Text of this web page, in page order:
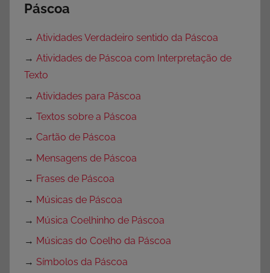
Páscoa
→ Atividades Verdadeiro sentido da Páscoa
→ Atividades de Páscoa com Interpretação de
Texto
→ Atividades para Páscoa
→ Textos sobre a Páscoa
→ Cartão de Páscoa
→ Mensagens de Páscoa
→ Frases de Páscoa
→ Músicas de Páscoa
→ Música Coelhinho de Páscoa
→ Músicas do Coelho da Páscoa
→ Símbolos da Páscoa